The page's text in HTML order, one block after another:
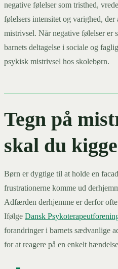
negative følelser som tristhed,
følelsers intensitet og varighed, der
mistrivsel. Når negative følelser er
barnets deltagelse i sociale og
psykisk mistrivsel hos skolebørn.
Tegn på
skal du
Børn er dygtige til at holde en
frustrationerne komme ud
Adfærden derhjemme er derfor
Ifølge Dansk
forandringer i barnets sædvanlige
for at reagere på en enkelt